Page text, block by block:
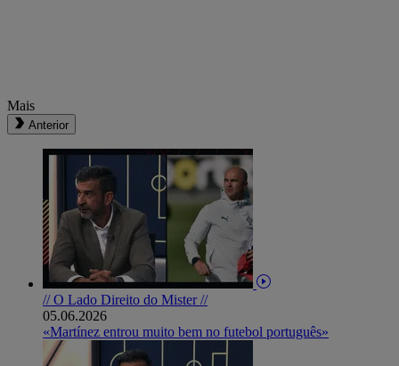
Mais
Anterior
// O Lado Direito do Mister //
05.06.2026
«Martínez entrou muito bem no futebol português»